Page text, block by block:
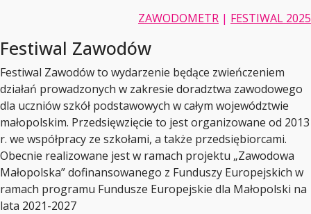
ZAWODOMETR | FESTIWAL 2025
Festiwal Zawodów
Festiwal Zawodów to wydarzenie będące zwieńczeniem
działań prowadzonych w zakresie doradztwa zawodowego
dla uczniów szkół podstawowych w całym województwie
małopolskim. Przedsięwzięcie to jest organizowane od 2013
r. we współpracy ze szkołami, a także przedsiębiorcami.
Obecnie realizowane jest w ramach projektu „Zawodowa
Małopolska” dofinansowanego z Funduszy Europejskich w
ramach programu Fundusze Europejskie dla Małopolski na
lata 2021-2027